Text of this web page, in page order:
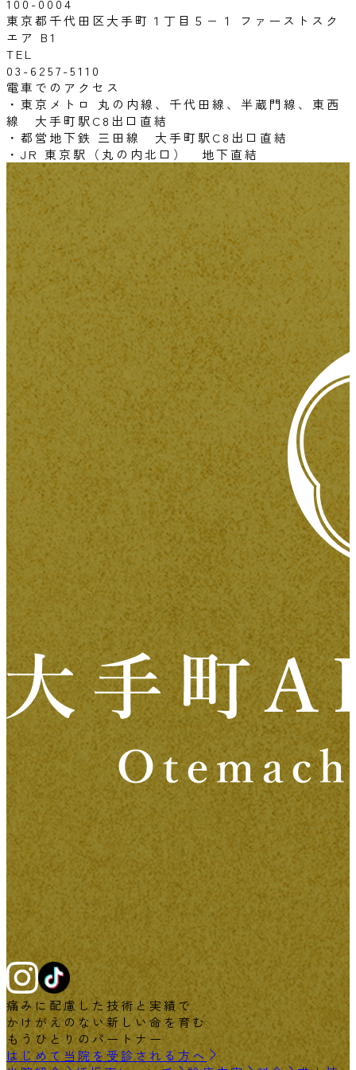
東京都千代田区大手町１丁目５−１ ファーストスク
エア B1
TEL
03-6257-5110
電車でのアクセス
・東京メトロ 丸の内線、千代田線、半蔵門線、東西
線 大手町駅C8出口直結
・都営地下鉄 三田線 大手町駅C8出口直結
・JR 東京駅（丸の内北口） 地下直結
痛みに配慮した技術と実績で
かけがえのない新しい命を育む
もうひとりのパートナー
はじめて当院を受診される方へ